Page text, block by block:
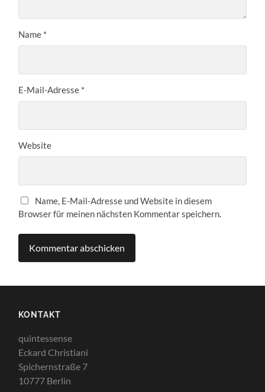
Name *
E-Mail-Adresse *
Website
Name, E-Mail-Adresse und Website in diesem
Browser für meinen nächsten Kommentar speichern.
KONTAKT
quintessense
Eckard Christiani
Spichernstraße 7
10777 Berlin